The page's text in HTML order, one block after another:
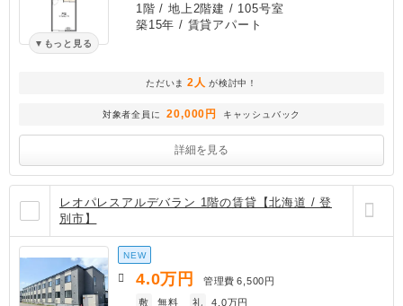
もっと見る
1階 / 地上2階建 / 105号室
築15年 / 賃貸アパート
ただいま 2人 が検討中！
対象者全員に 20,000円 キャッシュバック
詳細を見る
レオパレスアルデバラン 1階の賃貸【北海道 / 登
別市】
NEW
4.0万円 管理費 6,500円
敷
無料 礼 4.0万円